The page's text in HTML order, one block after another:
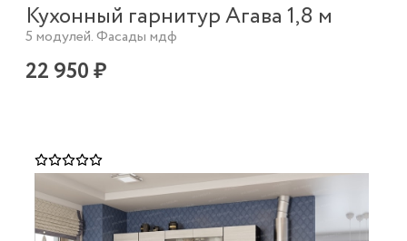
Кухонный гарнитур Агава 1,8 м
5 модулей. Фасады мдф
22 950 ₽